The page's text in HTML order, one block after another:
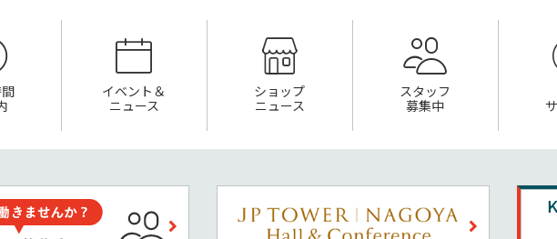
イベント＆
ニュース
ショップ
ニュース
スタッフ
募集中